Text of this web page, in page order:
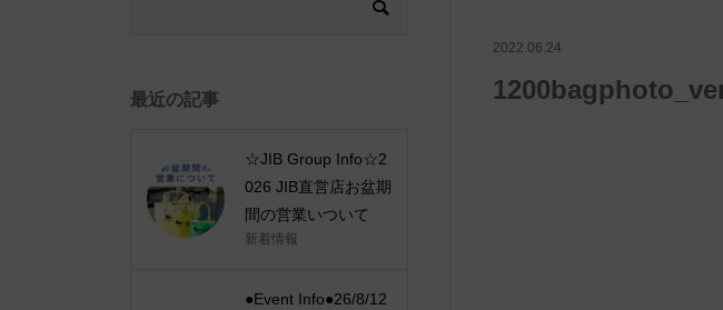
2022.06.24
最近の記事
☆JIB Group Info☆2
026 JIB直営店お盆期
間の営業いついて
新着情報
●Event Info●26/8/12